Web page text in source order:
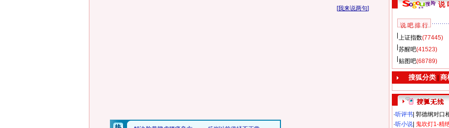
[我来说两句] 说
说 吧 排 行
上证指数(77445)
苏醒吧(41523)
贴图吧(68789)
搜狐分类| 商
·听评书 郭德纲对口
·听小说 鬼吹灯1-精